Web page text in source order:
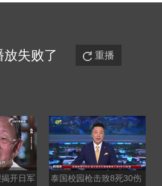
放失败了 重播
开日军
泰国校园枪击致8死30伤